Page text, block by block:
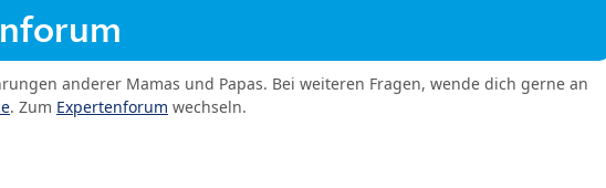
anderer Mamas und Papas. Bei weiteren Fragen, wende dich gerne an
. Zum Expertenforum wechseln.